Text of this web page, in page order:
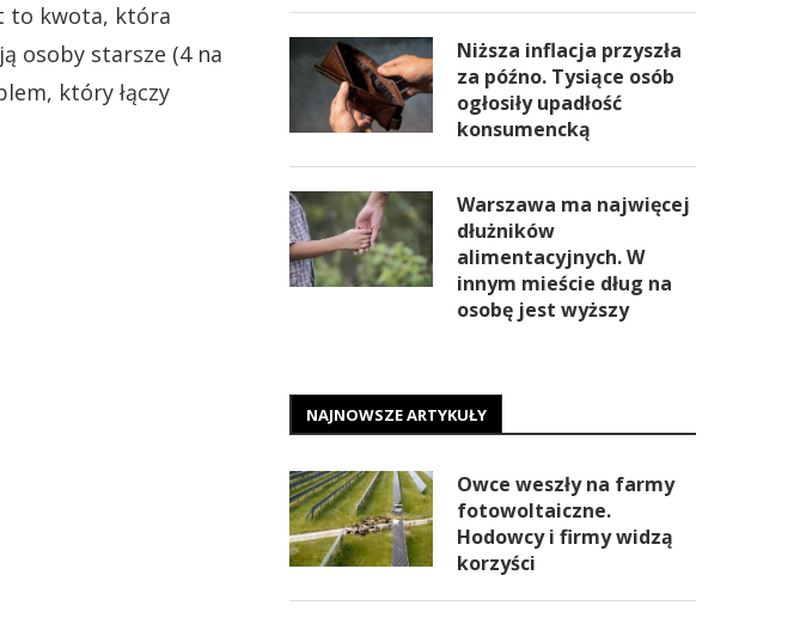
to kwota, która
osoby starsze (4 na
który łączy
Niższa inflacja przyszła
za późno. Tysiące osób
ogłosiły upadłość
konsumencką
Warszawa ma najwięcej
dłużników
alimentacyjnych. W
innym mieście dług na
osobę jest wyższy
NAJNOWSZE ARTYKUŁY
Owce weszły na farmy
fotowoltaiczne.
Hodowcy i firmy widzą
korzyści